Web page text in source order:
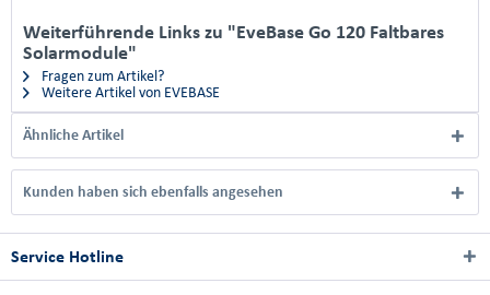
Weiterführende Links zu "EveBase Go 120 Faltbares
Solarmodule"
Fragen zum Artikel?
Weitere Artikel von EVEBASE
Ähnliche Artikel
Kunden haben sich ebenfalls angesehen
Service Hotline